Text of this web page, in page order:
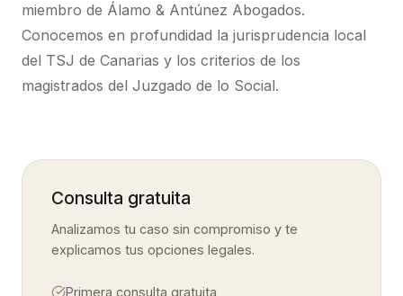
miembro de Álamo & Antúnez Abogados.
Conocemos en profundidad la jurisprudencia local
del TSJ de Canarias y los criterios de los
magistrados del Juzgado de lo Social.
Consulta gratuita
Analizamos tu caso sin compromiso y te
explicamos tus opciones legales.
Primera consulta gratuita